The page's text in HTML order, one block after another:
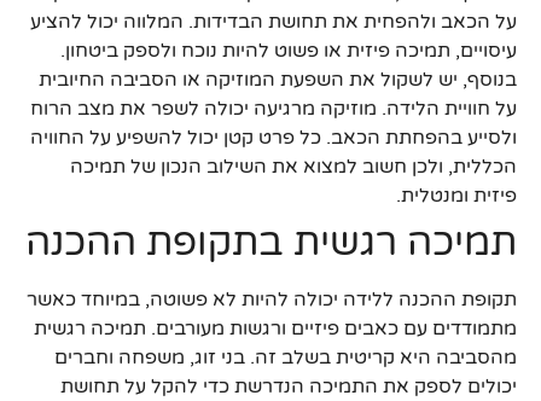
על הכאב ולהפחית את תחושת הבדידות. המלווה יכול להציע
עיסויים, תמיכה פיזית או פשוט להיות נוכח ולספק ביטחון.
בנוסף, יש לשקול את השפעת המוזיקה או הסביבה החיובית
על חוויית הלידה. מוזיקה מרגיעה יכולה לשפר את מצב הרוח
ולסייע בהפחתת הכאב. כל פרט קטן יכול להשפיע על החוויה
הכללית, ולכן חשוב למצוא את השילוב הנכון של תמיכה
פיזית ומנטלית.
תמיכה רגשית בתקופת ההכנה
תקופת ההכנה ללידה יכולה להיות לא פשוטה, במיוחד כאשר
מתמודדים עם כאבים פיזיים ורגשות מעורבים. תמיכה רגשית
מהסביבה היא קריטית בשלב זה. בני זוג, משפחה וחברים
יכולים לספק את התמיכה הנדרשת כדי להקל על תחושת